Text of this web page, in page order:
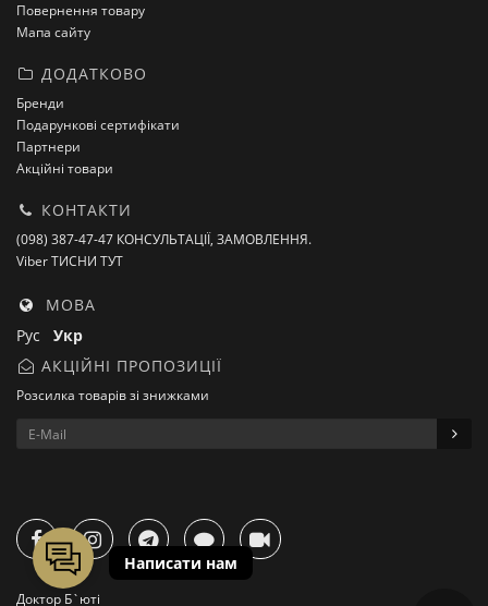
Повернення товару
Мапа сайту
ДОДАТКОВО
Бренди
Подарункові сертифікати
Партнери
Акційні товари
КОНТАКТИ
(098) 387-47-47 КОНСУЛЬТАЦІЇ, ЗАМОВЛЕННЯ.
Viber ТИСНИ ТУТ
МОВА
Рус Укр
АКЦІЙНІ ПРОПОЗИЦІЇ
Розсилка товарів зі знижками
Доктор Б`юті